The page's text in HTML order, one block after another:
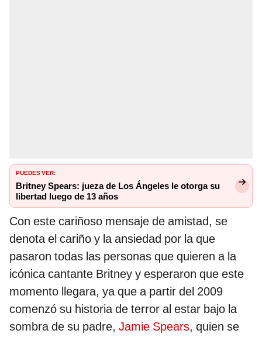
PUEDES VER:
Britney Spears: jueza de Los Ángeles le otorga su
libertad luego de 13 años
Con este cariñoso mensaje de amistad, se
denota el cariño y la ansiedad por la que
pasaron todas las personas que quieren a la
icónica cantante Britney y esperaron que este
momento llegara, ya que a partir del 2009
comenzó su historia de terror al estar bajo la
sombra de su padre, Jamie Spears, quien se